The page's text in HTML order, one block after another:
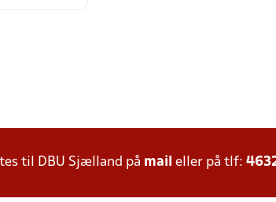
til DBU Sjælland på mail eller på tlf: